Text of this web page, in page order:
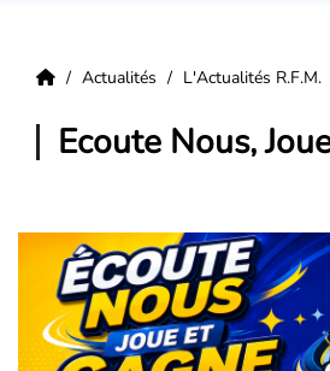
Actualités L'Actualités R.F.M.
Ecoute Nous,